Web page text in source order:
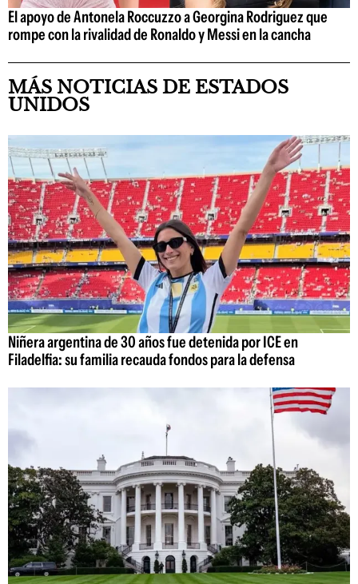
El apoyo de Antonela Roccuzzo a Georgina Rodriguez que
rompe con la rivalidad de Ronaldo y Messi en la cancha
MÁS NOTICIAS DE ESTADOS
UNIDOS
Niñera argentina de 30 años fue detenida por ICE en
Filadelfia: su familia recauda fondos para la defensa